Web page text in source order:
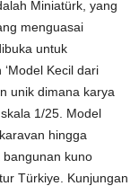
Miniatürk, yang
menguasai
untuk
Kecil dari
unik dimana karya
1/25. Model
hingga
kuno
Türkiye. Kunjungan